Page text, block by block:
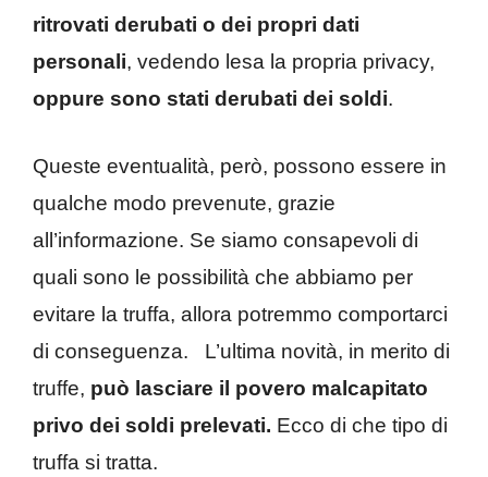
ritrovati derubati o dei propri dati
personali, vedendo lesa la propria privacy,
oppure sono stati derubati dei soldi.
Queste eventualità, però, possono essere in
qualche modo prevenute, grazie
all’informazione. Se siamo consapevoli di
quali sono le possibilità che abbiamo per
evitare la truffa, allora potremmo comportarci
di conseguenza.
L’ultima novità, in merito di
truffe, può lasciare il povero malcapitato
privo dei soldi prelevati. Ecco di che tipo di
truffa si tratta.